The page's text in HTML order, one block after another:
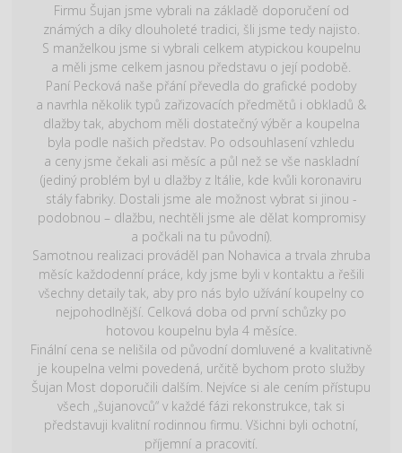
Firmu Šujan jsme vybrali na základě doporučení od
známých a díky dlouholeté tradici, šli jsme tedy najisto.
S manželkou jsme si vybrali celkem atypickou koupelnu
a měli jsme celkem jasnou představu o její podobě.
Paní Pecková naše přání převedla do grafické podoby
a navrhla několik typů zařizovacích předmětů i obkladů &
dlažby tak, abychom měli dostatečný výběr a koupelna
byla podle našich představ. Po odsouhlasení vzhledu
a ceny jsme čekali asi měsíc a půl než se vše naskladní
(jediný problém byl u dlažby z Itálie, kde kvůli koronaviru
stály fabriky. Dostali jsme ale možnost vybrat si jinou -
podobnou – dlažbu, nechtěli jsme ale dělat kompromisy
a počkali na tu původní).
Samotnou realizaci prováděl pan Nohavica a trvala zhruba
měsíc každodenní práce, kdy jsme byli v kontaktu a řešili
všechny detaily tak, aby pro nás bylo užívání koupelny co
nejpohodlnější. Celková doba od první schůzky po
hotovou koupelnu byla 4 měsíce.
Finální cena se nelišila od původní domluvené a kvalitativně
je koupelna velmi povedená, určitě bychom proto služby
Šujan Most doporučili dalším. Nejvíce si ale cením přístupu
všech „šujanovců“ v každé fázi rekonstrukce, tak si
představuji kvalitní rodinnou firmu. Všichni byli ochotní,
příjemní a pracovití.